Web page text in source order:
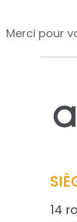
Merci pour
14